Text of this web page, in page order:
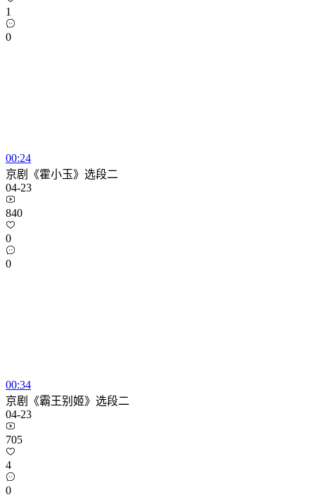
1
0
00:24
京剧《霍小玉》选段二
04-23
840
0
0
00:34
京剧《霸王别姬》选段二
04-23
705
4
0